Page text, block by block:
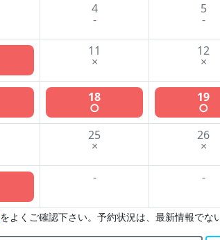
4
-
5
-
11
×
12
×
18
○
19
○
25
×
26
×
- -
をよくご確認下さい。予約状況は、最新情報で